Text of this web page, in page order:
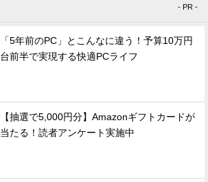
- PR -
「5年前のPC」とこんなに違う！予算10万円
台前半で実現する快適PCライフ
【抽選で5,000円分】Amazonギフトカードが
当たる！読者アンケート実施中